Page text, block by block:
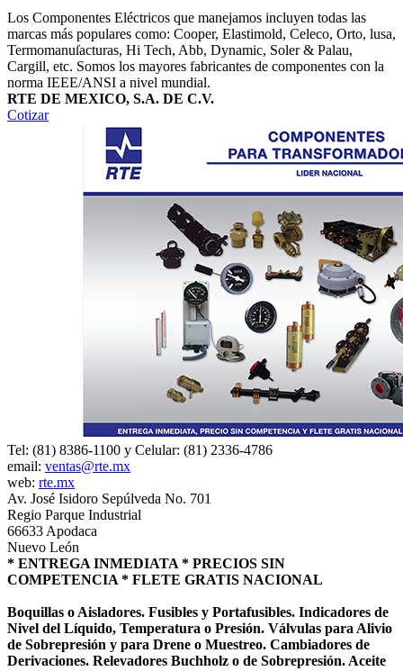
Los Componentes Eléctricos que manejamos incluyen todas las
marcas más populares como: Cooper, Elastimold, Celeco, Orto, lusa,
Termomanuſacturas, Hi Tech, Abb, Dynamic, Soler & Palau,
Cargill, etc. Somos los mayores fabricantes de componentes con la
norma IEEE/ANSI a nivel mundial.
RTE DE MEXICO, S.A. DE C.V.
Cotizar
Tel: (81) 8386-1100 y Celular: (81) 2336-4786
email: ventas@rte.mx
web: rte.mx
Av. José Isidoro Sepúlveda No. 701
Regio Parque Industrial
66633 Apodaca
Nuevo León
* ENTREGA INMEDIATA * PRECIOS SIN
COMPETENCIA * FLETE GRATIS NACIONAL
Boquillas o Aisladores. Fusibles y Portafusibles. Indicadores de
Nivel del Líquido, Temperatura o Presión. Válvulas para Alivio
de Sobrepresión y para Drene o Muestreo. Cambiadores de
Derivaciones. Relevadores Buchholz o de Sobrepresión. Aceite